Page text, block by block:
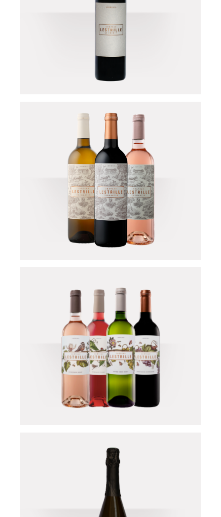
120 ans
Château Lestrille -
Le Secret
Château Lestrille -
Capmartin